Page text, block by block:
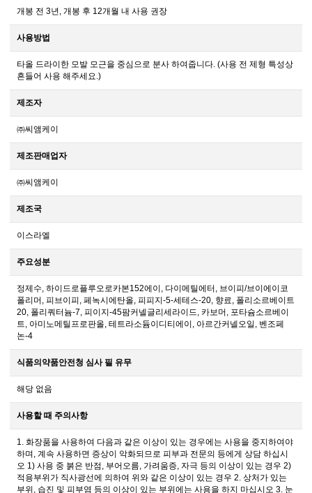
개봉 전 3년, 개봉 후 12개월 내 사용 권장
사용방법
타올 드라이한 모발 모근을 중심으로 분사 하여줍니다. (사용 전 제형 특성상
흔들어 사용 해주세요.)
제조자
㈜씨앰케이
제조판매업자
㈜씨앰케이
제조국
이스라엘
주요성분
정제수, 하이드로플루오로카본152에이, 다이메틸에터, 브이피/브이에이코
폴리머, 피브이피, 페녹시에탄올, 피피지-5-세테스-20, 향료, 폴리소르베이트
20, 폴리쿼터늄-7, 피이지-45팜커넬글리세라이드, 카보머, 포타슘소르베이
트, 아미노메틸프로판올, 테트라소듐이디티에이, 아르간커넬오일, 벤조페
논-4
식품의약품안전청 심사 필 유무
해당 없음
사용할 때 주의사항
1. 화장품을 사용하여 다음과 같은 이상이 있는 경우에는 사용을 중지하여야
하며, 계속 사용하면 증상이 악화되므로 피부과 전문의 등에게 상담 하십시
오 1) 사용 중 붉은 반점, 부어오름, 가려움증, 자극 등의 이상이 있는 경우 2)
적용부위가 직사광선에 의하여 위와 같은 이상이 있는 경우 2. 상처가 있는
부위, 습진 및 피부염 등의 이상이 있는 부위에는 사용을 하지 마십시오 3. 눈